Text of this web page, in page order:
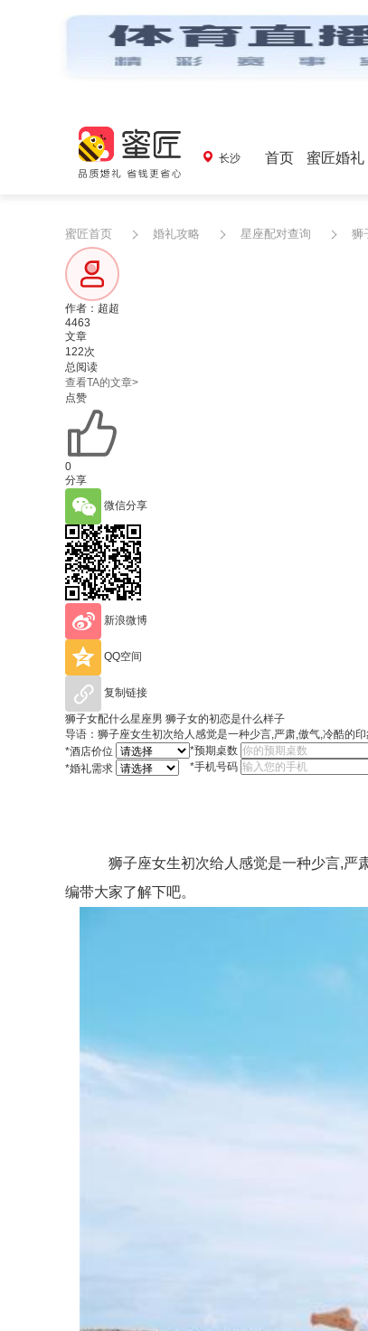
长沙 首页 蜜匠婚礼
蜜匠首页 婚礼攻略 星座配对查询 狮
作者：超超
4463
文章
122次
总阅读
查看TA的文章>
点赞
0
分享
微信分享
新浪微博
QQ空间
复制链接
狮子女配什么星座男 狮子女的初恋是什么样子
导语：狮子座女生初次给人感觉是一种少言,严肃,傲气,冷酷的
*酒店价位
*婚礼需求
*预期桌数
*手机号码
狮子座女生初次给人感觉是一种少言,严肃
编带大家了解下吧。